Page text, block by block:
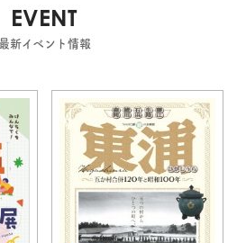
EVENT
最新イベント情報